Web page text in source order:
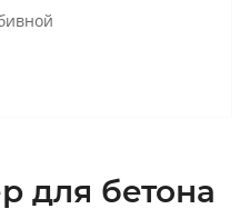
для бетона